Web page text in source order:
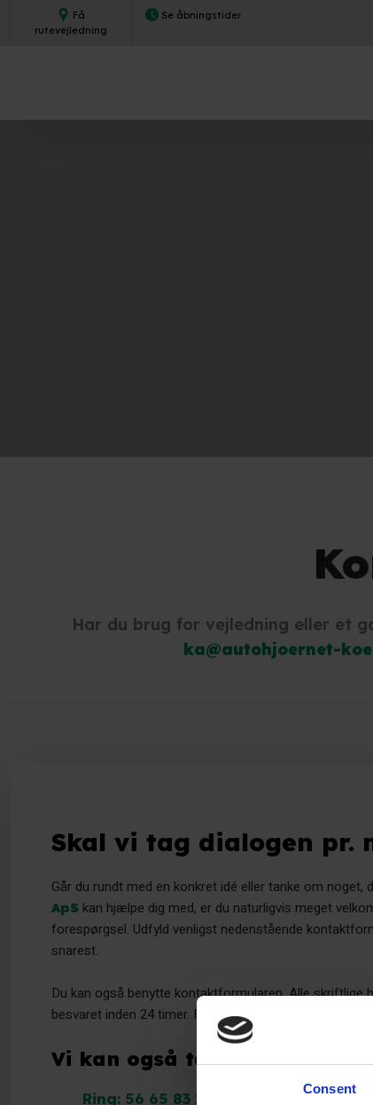
Consent
Få
rutevejledning​
Se åbningstider​
Har du brug for vejledning eller et
ka@autohjoernet-
Skal vi tag dialogen pr.
Går du rundt med en konkret idé eller tanke om noget,
ApSkan hjælpe dig med, er du naturligvis meget
forespørgsel. Udfyld venligst nedenstående
snarest.
Du kan også benytte kontaktformularen. Alle skriftlige
besvaret inden 24 timer. Felter markeret med * skal
Vi kan også tage dialogen
Ring: 56 65 83 20